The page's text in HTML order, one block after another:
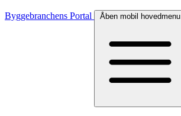
Byggebranchens Portal Åben mobil hovedmenu